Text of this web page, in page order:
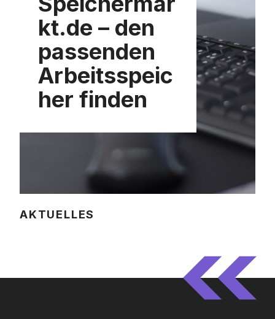
kt.de – den
passenden
Arbeitsspeic
her finden
AKTUELLES